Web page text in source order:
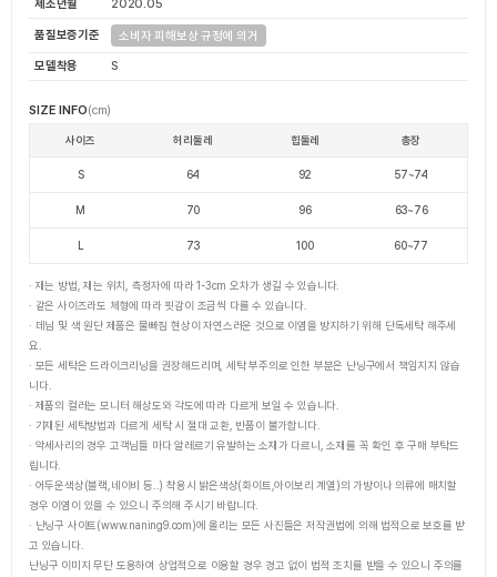
제조년월
2020.05
품질보증기준 소비자 피해보상 규정에 의거
모델착용 S
SIZE INFO(cm)
사이즈 허리둘레 힙둘레 총장
S 64 92 57~74
M 70 96 63~76
L 73 100 60~77
· 재는 방법, 재는 위치, 측정자에 따라 1-3cm 오차가 생길 수 있습니다.
· 같은 사이즈라도 체형에 따라 핏감이 조금씩 다를 수 있습니다.
· 데님 및 색 원단 제품은 물빠짐 현상이 자연스러운 것으로 이염을 방지하기 위해 단독세탁 해주세
요.
· 모든 세탁은 드라이크리닝을 권장해드리며, 세탁 부주의로 인한 부분은 난닝구에서 책임지지 않습
니다.
· 제품의 컬러는 모니터 해상도와 각도에 따라 다르게 보일 수 있습니다.
· 기재된 세탁방법과 다르게 세탁 시 절대 교환, 반품이 불가합니다.
· 악세사리의 경우 고객님들 마다 알레르기 유발하는 소재가 다르니, 소재를 꼭 확인 후 구매 부탁드
립니다.
· 어두운색상(블랙,네이비 등..) 착용시 밝은색상(화이트,아이보리 계열)의 가방이나 의류에 매치할
경우 이염이 있을 수 있으니 주의해 주시기 바랍니다.
· 난닝구 사이트(www.naning9.com)에 올리는 모든 사진들은 저작권법에 의해 법적으로 보호를 받
고 있습니다.
난닝구 이미지 무단 도용하여 상업적으로 이용할 경우 경고 없이 법적 조치를 받을 수 있으니 주의를